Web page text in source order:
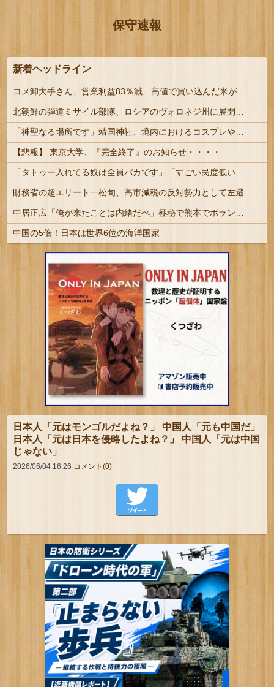
保守速報
新着ヘッドライン
【悲報】 東京大学、『完全終了』のお知らせ・・・・
財務省の超エリート一松旬、高市減税の反対勢力として左遷
中国の5倍！日本は世界6位の海洋国家
日本人「元はモンゴルだよね？」 中国人「元も中国だ」
日本人「元は日本を侵略したよね？」 中国人「元は中国
じゃない」
2026/06/04 16:26 コメント(0)